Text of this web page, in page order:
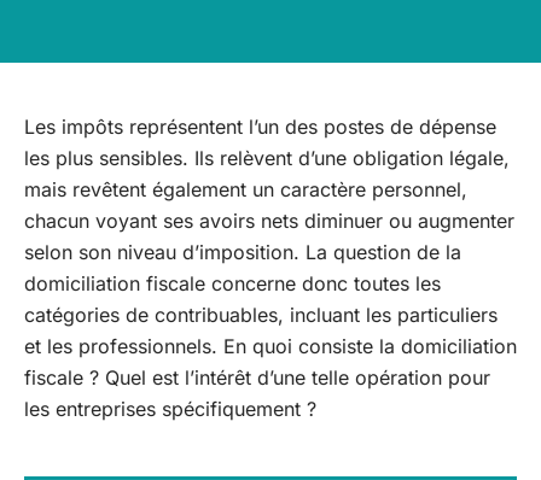
Les impôts représentent l’un des postes de dépense
les plus sensibles. Ils relèvent d’une obligation légale,
mais revêtent également un caractère personnel,
chacun voyant ses avoirs nets diminuer ou augmenter
selon son niveau d’imposition. La question de la
domiciliation fiscale concerne donc toutes les
catégories de contribuables, incluant les particuliers
et les professionnels. En quoi consiste la domiciliation
fiscale ? Quel est l’intérêt d’une telle opération pour
les entreprises spécifiquement ?